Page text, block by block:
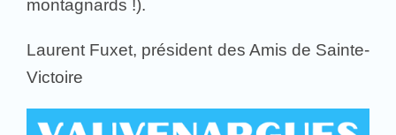
montagnards !).
Laurent Fuxet, président des Amis de Sainte-
Victoire